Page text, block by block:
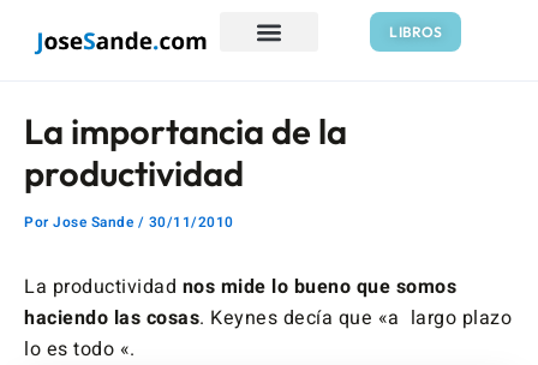
LIBROS
La importancia de la
productividad
Por Jose Sande / 30/11/2010
La productividad nos mide lo bueno que somos
haciendo las cosas. Keynes decía que «a largo plazo
lo es todo «.
de